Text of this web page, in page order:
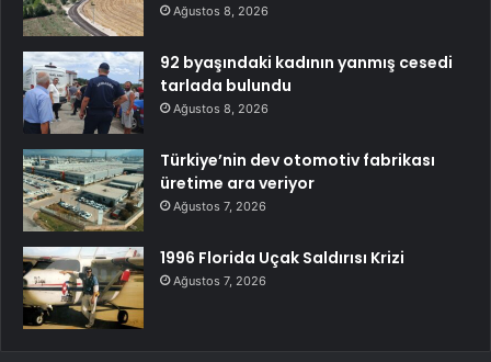
Ağustos 8, 2026
92 byaşındaki kadının yanmış cesedi
tarlada bulundu
Ağustos 8, 2026
Türkiye’nin dev otomotiv fabrikası
üretime ara veriyor
Ağustos 7, 2026
1996 Florida Uçak Saldırısı Krizi
Ağustos 7, 2026